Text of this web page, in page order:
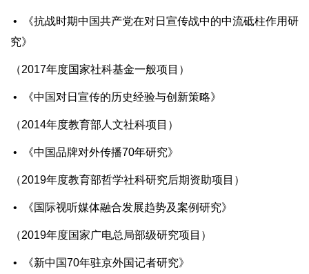
• 《抗战时期中国共产党在对日宣传战中的中流砥柱作用研
究》
（2017年度国家社科基金一般项目）
• 《中国对日宣传的历史经验与创新策略》
（2014年度教育部人文社科项目）
• 《中国品牌对外传播70年研究》
（2019年度教育部哲学社科研究后期资助项目）
• 《国际视听媒体融合发展趋势及案例研究》
（2019年度国家广电总局部级研究项目）
• 《新中国70年驻京外国记者研究》